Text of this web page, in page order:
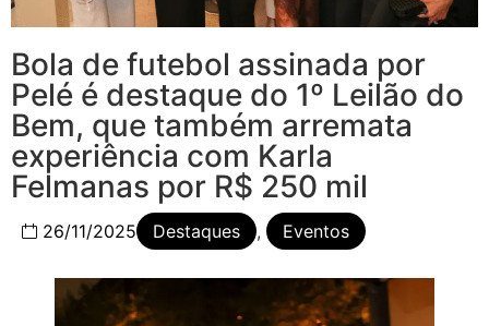
Bola de futebol assinada por
Pelé é destaque do 1º Leilão do
Bem, que também arremata
experiência com Karla
Felmanas por R$ 250 mil
26/11/2025 Destaques , Eventos